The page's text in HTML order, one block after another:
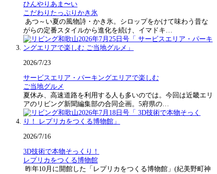
ひんやりあま〜い
こだわりたっぷりかき氷
あつ～い夏の風物詩・かき氷。シロップをかけて味わう昔な
がらの定番スタイルから進化を続け、イマドキ…
2026/7/23
サービスエリア・パーキングエリアで楽しむ
ご当地グルメ
夏休み、高速道路を利用する人も多いのでは。今回は近畿エリ
アのリビング新聞編集部の合同企画。5府県の…
2026/7/16
3D技術で本物そっくり！
レプリカをつくる博物館
昨年10月に開館した「レプリカをつくる博物館」(紀美野町神